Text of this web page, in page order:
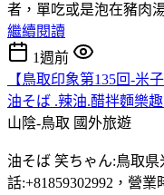
者，單吃或是泡在豬肉
繼續閱讀
1週前
【鳥取印象第135回-米
油そば .辣油.醋拌麵樂
山陰-鳥取 國外旅遊
油そば 笑ちゃん:鳥取
話:+81859302992，營業